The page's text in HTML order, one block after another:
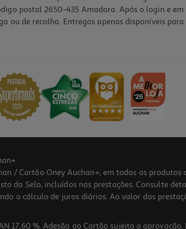
postal 2650-435 Amadora. Após o login e
ou de recolha. Entregas apenas disponíveis
/ Cartão Oney Auchan+, em todos os
do Selo, incluídos nas prestações. Consulte
o cálculo de juros diários. Ao valor das
17,60 %. Adesão ao Cartão sujeita a